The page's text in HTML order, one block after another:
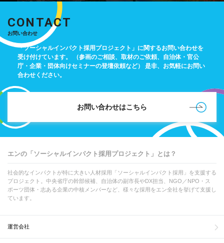
CONTACT
お問い合わせ
「ソーシャルインパクト採用プロジェクト」に関するお問い合わせを
受け付けています。
（参画のご相談、取材のご依頼、自治体・官公
庁・企業・団体向けセミナーの登壇依頼など）
是非、お気軽にお問い
合わせください。
お問い合わせはこちら
エンの「ソーシャルインパクト採用プロジェクト」とは？
社会的なインパクトが特に大きい人材採用「ソーシャルインパクト採用」を支援する
プロジェクト。中央省庁の幹部候補、自治体の副市長やDX担当、NGO／NPO・ス
ポーツ団体・志ある企業の中核メンバーなど、様々な採用をエン全社を挙げて支援し
ています。
運営会社